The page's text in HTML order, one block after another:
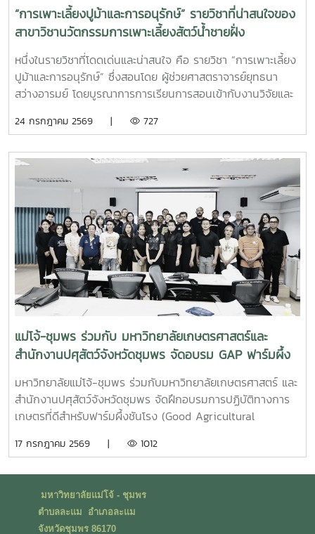
“การเพาะเลี้ยงปูม้าและการอนุรักษ์” รายวิชาที่น่าสนใจของ
สาขาวิชานวัตกรรมการเพาะเลี้ยงสัตว์น้ำชายฝั่ง
หนึ่งในรายวิชาที่โดดเด่นและน่าสนใจ คือ รายวิชา “การเพาะเลี้ยง
ปูม้าและการอนุรักษ์” ซึ่งสอนโดย ผู้ช่วยศาสตราจารย์ยุทธนา
สว่างอารมย์ โดยบูรณาการการเรียนการสอนเข้ากับงานวิจัยและ
และภาคปฏิบัติ ตั้งแต่ชีววิทยาและวงจรชีวิตของปูม้า การเพาะ
และการฟื้นฟูทรัพยากรปูม้าในพื้นที่ชายฝั่งนักศึกษาจะได้ลงพื้นที่
ปฏิบัติงานจริง ร่วมศึกษาวิจัยและทำกิจกรรมบริการวิชาการกับ
ชุมชน ภาคีเครือข่าย และหน่วยงานที่เกี่ยวข้อง เพื่อแลกเปลี่ยน
องค์ความรู้และร่วมกันพัฒนาแนวทางการอนุรักษ์ทรัพยากรทาง
ทะเล อันเป็นการสร้างประสบการณ์การเรียนรู้จากสถานการณ์
จริง พร้อมปลูกฝังความรับผิดชอบต่อสังคมและสิ่งแวดล้อม
24 กรกฎาคม 2569 | 727
แม่โจ้-ชุมพร ร่วมกับ มหาวิทยาลัยเกษตรศาสตร์และ
สำนักงานปศุสัตว์จังหวัดชุมพร จัดอบรม GAP ฟาร์มผึ้ง
ชันโรง ยกระดับมาตรฐานการเลี้ยงสู่การพัฒนาเศรษฐกิจ
ชุมชนอย่างยั่งยืน
มหาวิทยาลัยแม่โจ้-ชุมพร ร่วมกับมหาวิทยาลัยเกษตรศาสตร์ และ
สำนักงานปศุสัตว์จังหวัดชุมพร จัดฝึกอบรมการปฏิบัติทางการ
เกษตรที่ดีสำหรับฟาร์มผึ้งชันโรง (Good Agricultural
กรกฎาคม พ.ศ. 2569 ณ ห้องประชุมชั้นดาดฟ้า อาคารบุญรอด
อบรม และอาจารย์วีรชัย เพชรสุทธิ์ รองคณบดีฝ่ายวิชาการ วิจัย
และบริการวิชาการ กล่าวต้อนรับผู้เข้าร่วมอบรม โดยได้รับเกียรติ
17 กรกฎาคม 2569 | 1012
มหาวิทยาลัยแม่โจ้ - ชุมพร
ตำบลละแม อำเภอละแม
จังหวัดชุมพร 86170